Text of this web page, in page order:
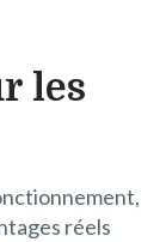
les
réels